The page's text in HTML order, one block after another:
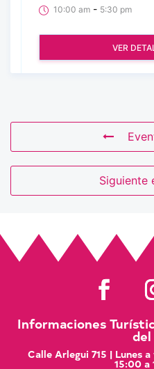
10:00 am - 5:30 pm
VER
Siguiente
Informaciones
Calle Arlegui 715 | Lunes
15:00 a